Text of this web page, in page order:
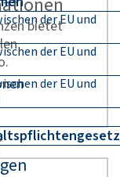
der EU und
der EU und
der EU und
bietet